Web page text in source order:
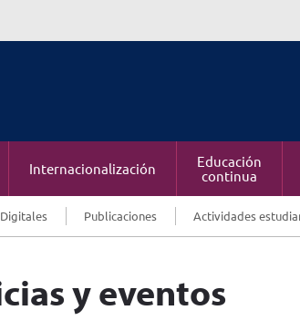
Internacionalización
Educación
continua
Publicaciones Actividades
y eventos